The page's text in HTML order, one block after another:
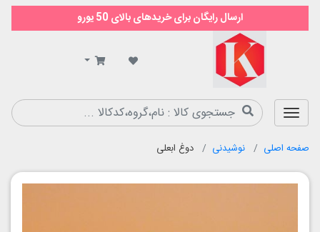
ارسال رایگان برای خریدهای بالای 50 یورو
صفحه اصلی نوشیدنی دوغ ابعلی